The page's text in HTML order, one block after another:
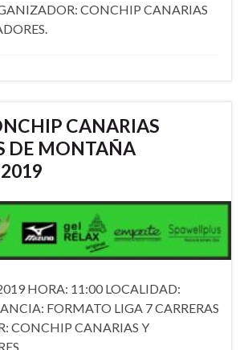
CONCHIP CANARIAS
CANARIAS
DE MONTAÑA
HORA: 11:00 LOCALIDAD:
FORMATO LIGA 7 CARRERAS
CONCHIP CANARIAS Y